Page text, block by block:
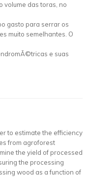
volume das toras, no
gasto para serrar os
muito semelhantes. O
e suas
to estimate the efficiency
from agroforest
the yield of processed
the processing
wood as a function of